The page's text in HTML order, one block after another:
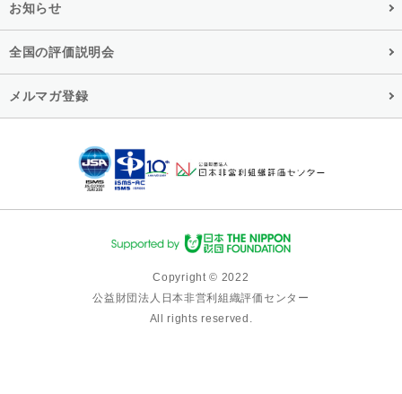
お知らせ
全国の評価説明会
メルマガ登録
Copyright © 2022
公益財団法人日本非営利組織評価センター
All rights reserved.